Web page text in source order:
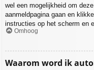
wel een mogelijkheid om
aanmeldpagina gaan en
instructies op het scherm en
Omhoog
Waarom word ik